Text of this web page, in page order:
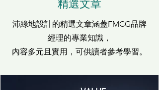
精選文章
沛綠地設計的精選文章涵蓋FMCG品牌
經理的專業知識，
內容多元且實用，可供讀者參考學習。